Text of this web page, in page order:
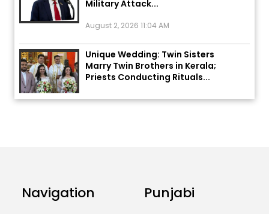
Unique Wedding: Twin Sisters
Marry Twin Brothers in Kerala;
Priests Conducting Rituals...
Pakistan’s Khyber Pakhtunkhwa:
7 Killed, 18 Injured
Navigation Punjabi